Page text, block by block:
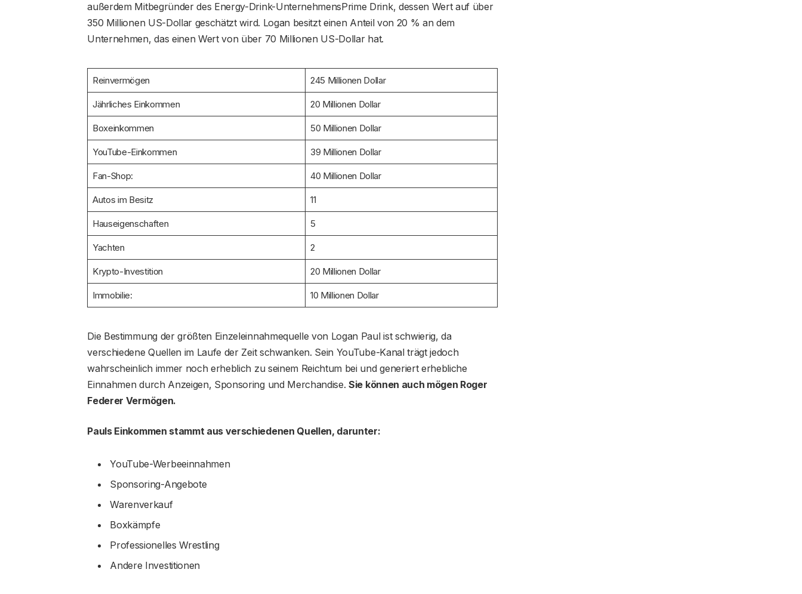
außerdem Mitbegründer des Energy-Drink-UnternehmensPrime Drink, dessen Wert auf über
350 Millionen US-Dollar geschätzt wird. Logan besitzt einen Anteil von 20 % an dem
Unternehmen, das einen Wert von über 70 Millionen US-Dollar hat.
Reinvermögen 245 Millionen Dollar
Jährliches Einkommen 20 Millionen Dollar
Boxeinkommen 50 Millionen Dollar
YouTube-Einkommen 39 Millionen Dollar
Fan-Shop: 40 Millionen Dollar
Autos im Besitz 11
Hauseigenschaften 5
Yachten 2
Krypto-Investition 20 Millionen Dollar
Immobilie: 10 Millionen Dollar
Die Bestimmung der größten Einzeleinnahmequelle von Logan Paul ist schwierig, da
verschiedene Quellen im Laufe der Zeit schwanken. Sein YouTube-Kanal trägt jedoch
wahrscheinlich immer noch erheblich zu seinem Reichtum bei und generiert erhebliche
Einnahmen durch Anzeigen, Sponsoring und Merchandise.Sie können auch mögen Roger
Federer Vermögen.
Pauls Einkommen stammt aus verschiedenen Quellen, darunter:
YouTube-Werbeeinnahmen
Sponsoring-Angebote
Warenverkauf
Boxkämpfe
Professionelles Wrestling
Andere Investitionen